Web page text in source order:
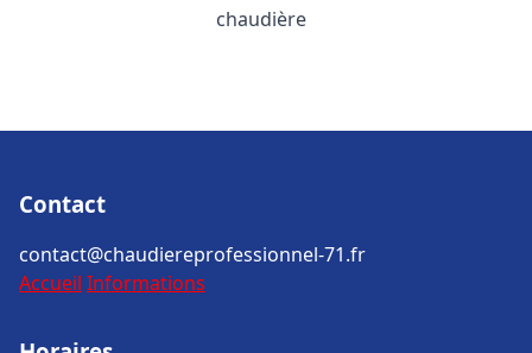
chaudière
Contact
contact@chaudiereprofessionnel-71.fr
Accueil Informations